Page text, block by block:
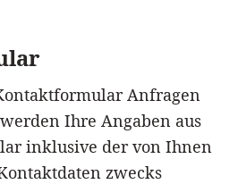
Anfragen
Ihre Angaben aus
inklusive der von Ihnen
zwecks